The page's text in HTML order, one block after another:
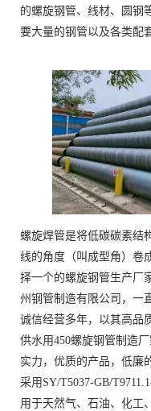
的螺旋钢管、线材、圆钢
要大量的钢管以及各类配
螺旋焊管是将低碳碳素结
线的角度（叫成型角）卷
择一个的螺旋钢管生产厂
州钢管制造有限公司，一
诚信经营多年，以其高品
供水用450螺旋钢管制造
实力，优质的产品，低廉
采用SY/T5037-GB/
用于天然气、石油、化工